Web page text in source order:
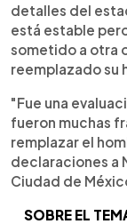
detalles del
está estable
sometido a otra
reemplazado su
"Fue una
fueron muchas
remplazar el
declaraciones a
Ciudad de
SOBRE EL